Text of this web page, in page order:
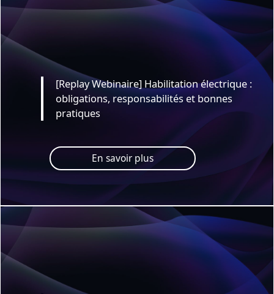
[Replay Webinaire] Habilitation électrique :
obligations, responsabilités et bonnes
pratiques
En savoir plus